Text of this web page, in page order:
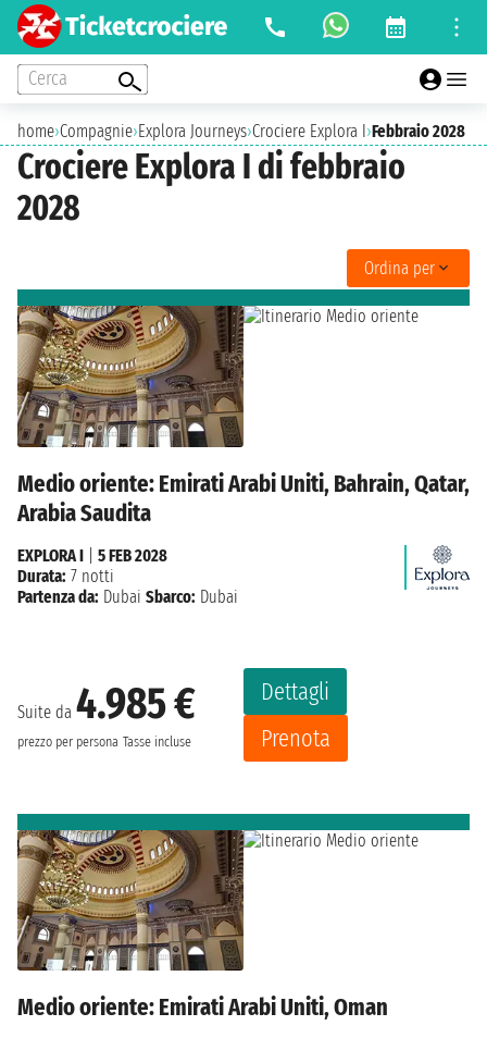
Cerca
home›Compagnie›Explora Journeys›Crociere Explora I›Febbraio 2028
Crociere Explora I di febbraio
2028
Ordina per
Medio oriente: Emirati Arabi Uniti, Bahrain, Qatar,
Arabia Saudita
Suite da 4.985 €
prezzo per persona Tasse incluse
Dettagli
Prenota
EXPLORA I
5 FEB 2028
Durata: 7 notti
Partenza da: Dubai Sbarco: Dubai
Medio oriente: Emirati Arabi Uniti, Oman